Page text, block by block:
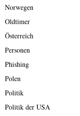
Norwegen
Oldtimer
Österreich
Personen
Phishing
Polen
Politik
Politik der USA